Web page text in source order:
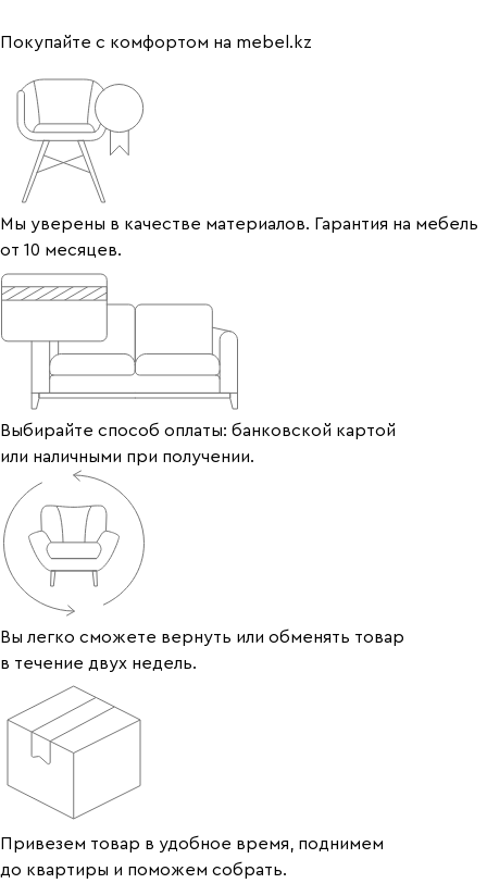
Покупайте с комфортом на mebel.kz
Мы уверены в качестве материалов. Гарантия на мебель
от 10 месяцев.
Выбирайте способ оплаты: банковской картой
или наличными при получении.
Вы легко сможете вернуть или обменять товар
в течение двух недель.
Привезем товар в удобное время, поднимем
до квартиры и поможем собрать.